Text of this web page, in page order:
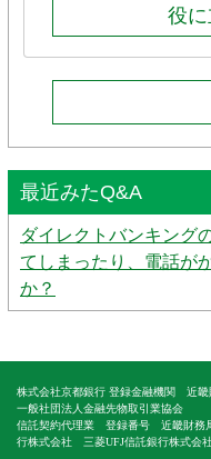
役
最近みたQ&A
ダイレクトバンキング
てしまったり、電話が
か？
株式会社京都銀行 登録金融機関 近畿
一般社団法人金融先物取引業協会
信託契約代理業 登録番号 近畿財務
行株式会社 三菱UFJ信託銀行株式会